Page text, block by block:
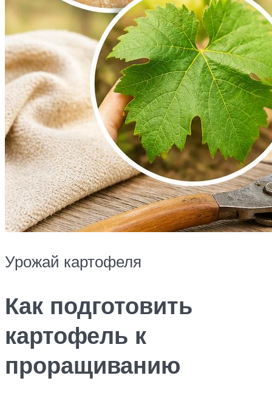
Урожай картофеля
Как подготовить
картофель к
проращиванию